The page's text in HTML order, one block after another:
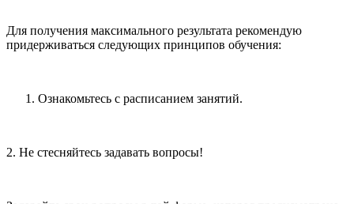
Для получения максимального результата рекомендую
придерживаться следующих принципов обучения:
Ознакомьтесь с расписанием занятий.
2. Не стесняйтесь задавать вопросы!